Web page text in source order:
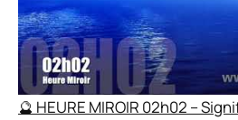
🔮 HEURE MIROIR 02h02 –